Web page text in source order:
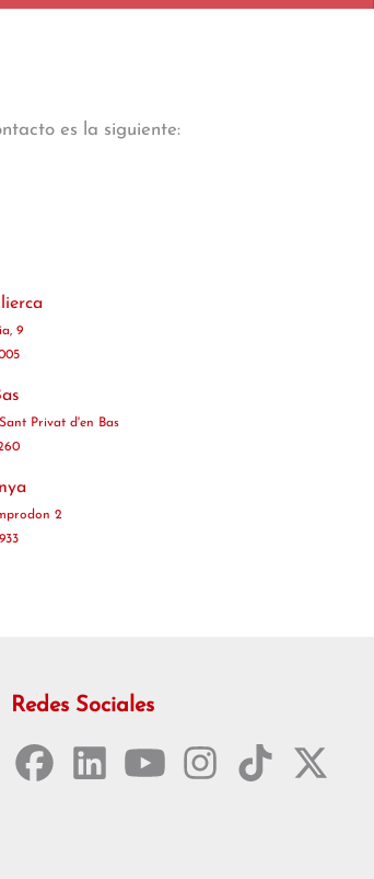
es la siguiente:
9
Privat d'en Bas
2
Redes Sociales